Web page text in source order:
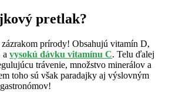
pretlak?
prírody! Obsahujú vitamín D,
a vysokú dávku vitamínu C. Telu ďalej
trávenie, množstvo minerálov a
toho sú však paradajky aj výslovným